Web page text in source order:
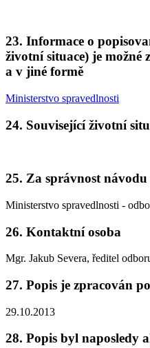
23. Informace o
životní situace) je
a v jiné formě
Ministerstvo spravedlnosti
24. Související životní
25. Za správnost
Ministerstvo spravedlnosti -
26. Kontaktní osoba
Mgr. Jakub Severa, ředitel
27. Popis je zpracován
29.10.2013
28. Popis byl naposledy